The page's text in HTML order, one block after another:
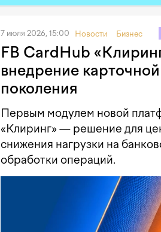
7 июля 2026, 15:00 Новости Бизнес
FB CardHub
внедрение
поколения
Первым модулем новой
«Клиринг» — решение для
снижения нагрузки на
обработки операций.